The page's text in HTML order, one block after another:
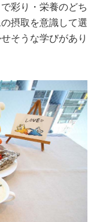
彩り・栄養のどち
摂取を意識して選
そうな学びがあり